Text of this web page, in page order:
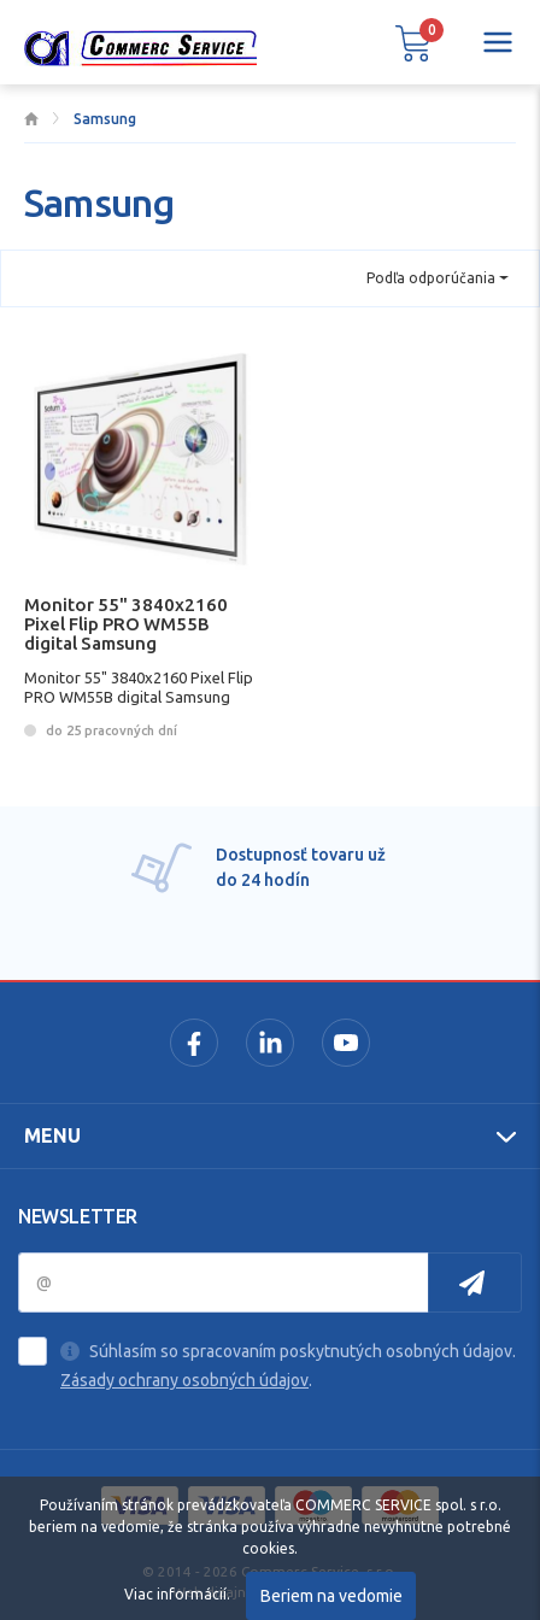
Samsung
Samsung
Podľa odporúčania
Monitor 55" 3840x2160
Pixel Flip PRO WM55B
digital Samsung
Monitor 55" 3840x2160 Pixel Flip
PRO WM55B digital Samsung
do 25 pracovných dní
Dostupnosť tovaru už
do 24 hodín
MENU
NEWSLETTER
Súhlasím so spracovaním poskytnutých osobných údajov.
Zásady ochrany osobných údajov.
© 2014 - 2026 Commerc Service, s.r.o.
Web dizajn: MARLOW DESIGN
0
Používaním stránok prevádzkovateľa COMMERC SERVICE spol. s r.o.
beriem na vedomie, že stránka používa výhradne nevyhnutne potrebné
cookies.
Viac informácií. Beriem na vedomie